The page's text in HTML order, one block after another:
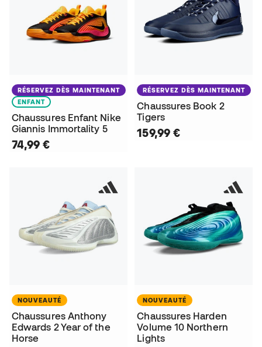
RÉSERVEZ DÈS MAINTENANT
ENFANT
Chaussures Enfant Nike
Giannis Immortality 5
74,99 €
RÉSERVEZ DÈS MAINTENANT
Chaussures Book 2
Tigers
159,99 €
NOUVEAUTÉ
Chaussures Anthony
Edwards 2 Year of the
Horse
NOUVEAUTÉ
Chaussures Harden
Volume 10 Northern
Lights